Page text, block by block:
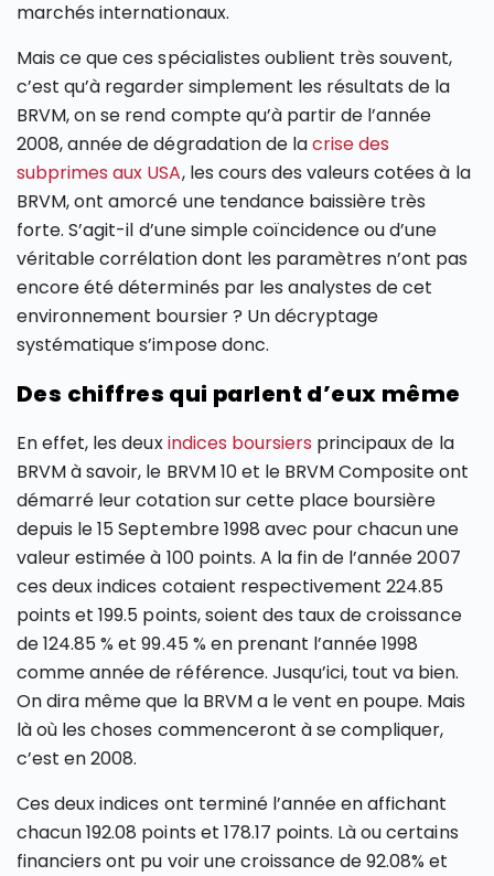
marchés internationaux.
Mais ce que ces spécialistes oublient très souvent,
c’est qu’à regarder simplement les résultats de la
BRVM, on se rend compte qu’à partir de l’année
2008, année de dégradation de lacrise des
subprimes aux USA, les cours des valeurs cotées à la
BRVM, ont amorcé une tendance baissière très
forte. S’agit-il d’une simple coïncidence ou d’une
véritable corrélation dont les paramètres n’ont pas
encore été déterminés par les analystes de cet
environnement boursier ? Un décryptage
systématique s’impose donc.
Des chiffres qui parlent d’eux même
En effet, les deuxindices boursiers principaux de la
BRVM à savoir, le BRVM 10 et le BRVM Composite ont
démarré leur cotation sur cette place boursière
depuis le 15 Septembre 1998 avec pour chacun une
valeur estimée à 100 points. A la fin de l’année 2007
ces deux indices cotaient respectivement 224.85
points et 199.5 points, soient des taux de croissance
de 124.85 % et 99.45 % en prenant l’année 1998
comme année de référence. Jusqu’ici, tout va bien.
On dira même que la BRVM a le vent en poupe. Mais
là où les choses commenceront à se compliquer,
c’est en 2008.
Ces deux indices ont terminé l’année en affichant
chacun 192.08 points et 178.17 points. Là ou certains
financiers ont pu voir une croissance de 92.08% et